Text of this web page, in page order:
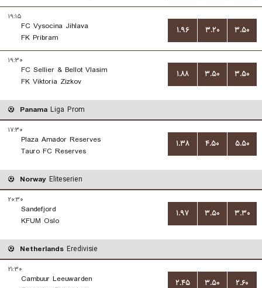
۱۹:۱۵
FC Vysocina Jihlava
FK Pribram
۱.۹۶ ۳.۲۰ ۳.۵۰
۱۹:۳۰
FC Sellier & Bellot Vlasim
FK Viktoria Zizkov
۱.۸۸ ۳.۵۰ ۳.۵۰
Panama Liga Prom
۱۷:۳۰
Plaza Amador Reserves
Tauro FC Reserves
۱.۳۸ ۴.۵۰ ۵.۵۰
Norway Eliteserien
۲۰:۳۰
Sandefjord
KFUM Oslo
۱.۹۷ ۳.۵۰ ۳.۳۰
Netherlands Eredivisie
۲۱:۳۰
Cambuur Leeuwarden
۲.۴۵ ۳.۵۰ ۲.۶۰